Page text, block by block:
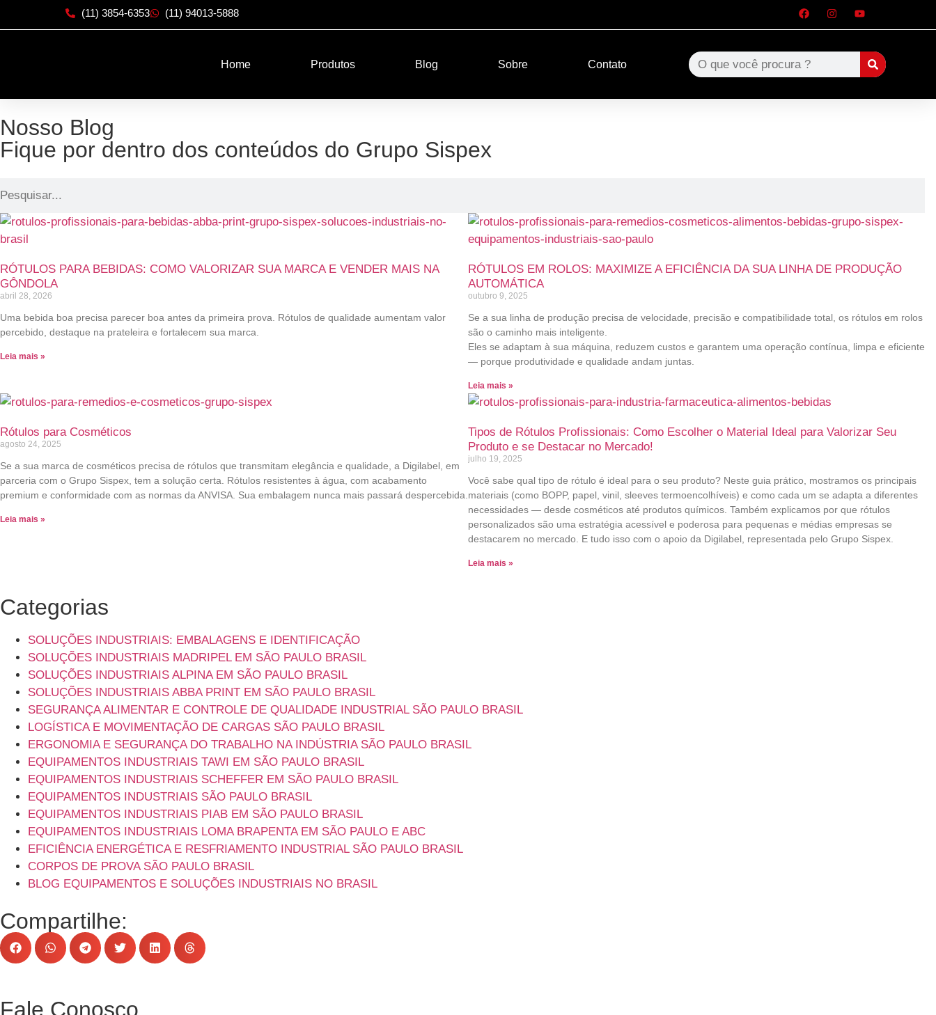
(11) 3854-6353 (11) 94013-5888
Home Produtos Blog Sobre Contato
Nosso Blog
Fique por dentro dos conteúdos do Grupo Sispex
RÓTULOS PARA BEBIDAS: COMO VALORIZAR SUA MARCA E VENDER MAIS NA
GÔNDOLA
abril 28, 2026
Uma bebida boa precisa parecer boa antes da primeira prova. Rótulos de qualidade aumentam valor
percebido, destaque na prateleira e fortalecem sua marca.
Leia mais »
RÓTULOS EM ROLOS: MAXIMIZE A EFICIÊNCIA DA SUA LINHA DE PRODUÇÃO
AUTOMÁTICA
outubro 9, 2025
Se a sua linha de produção precisa de velocidade, precisão e compatibilidade total, os rótulos em rolos
são o caminho mais inteligente.
Eles se adaptam à sua máquina, reduzem custos e garantem uma operação contínua, limpa e eficiente
— porque produtividade e qualidade andam juntas.
Leia mais »
Rótulos para Cosméticos
agosto 24, 2025
Se a sua marca de cosméticos precisa de rótulos que transmitam elegância e qualidade, a Digilabel, em
parceria com o Grupo Sispex, tem a solução certa. Rótulos resistentes à água, com acabamento
premium e conformidade com as normas da ANVISA. Sua embalagem nunca mais passará despercebida.
Leia mais »
Tipos de Rótulos Profissionais: Como Escolher o Material Ideal para Valorizar Seu
Produto e se Destacar no Mercado!
julho 19, 2025
Você sabe qual tipo de rótulo é ideal para o seu produto? Neste guia prático, mostramos os principais
materiais (como BOPP, papel, vinil, sleeves termoencolhíveis) e como cada um se adapta a diferentes
necessidades — desde cosméticos até produtos químicos. Também explicamos por que rótulos
personalizados são uma estratégia acessível e poderosa para pequenas e médias empresas se
destacarem no mercado. E tudo isso com o apoio da Digilabel, representada pelo Grupo Sispex.
Leia mais »
Categorias
SOLUÇÕES INDUSTRIAIS: EMBALAGENS E IDENTIFICAÇÃO
SOLUÇÕES INDUSTRIAIS MADRIPEL EM SÃO PAULO BRASIL
SOLUÇÕES INDUSTRIAIS ALPINA EM SÃO PAULO BRASIL
SOLUÇÕES INDUSTRIAIS ABBA PRINT EM SÃO PAULO BRASIL
SEGURANÇA ALIMENTAR E CONTROLE DE QUALIDADE INDUSTRIAL SÃO PAULO BRASIL
LOGÍSTICA E MOVIMENTAÇÃO DE CARGAS SÃO PAULO BRASIL
ERGONOMIA E SEGURANÇA DO TRABALHO NA INDÚSTRIA SÃO PAULO BRASIL
EQUIPAMENTOS INDUSTRIAIS TAWI EM SÃO PAULO BRASIL
EQUIPAMENTOS INDUSTRIAIS SCHEFFER EM SÃO PAULO BRASIL
EQUIPAMENTOS INDUSTRIAIS SÃO PAULO BRASIL
EQUIPAMENTOS INDUSTRIAIS PIAB EM SÃO PAULO BRASIL
EQUIPAMENTOS INDUSTRIAIS LOMA BRAPENTA EM SÃO PAULO E ABC
EFICIÊNCIA ENERGÉTICA E RESFRIAMENTO INDUSTRIAL SÃO PAULO BRASIL
CORPOS DE PROVA SÃO PAULO BRASIL
BLOG EQUIPAMENTOS E SOLUÇÕES INDUSTRIAIS NO BRASIL
Compartilhe:
Fale Conosco